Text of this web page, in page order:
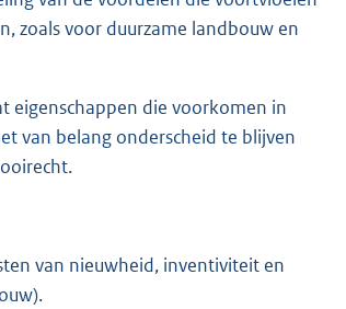
zoals voor duurzame landbouw en
eigenschappen die voorkomen in
van belang onderscheid te blijven
van nieuwheid, inventiviteit en